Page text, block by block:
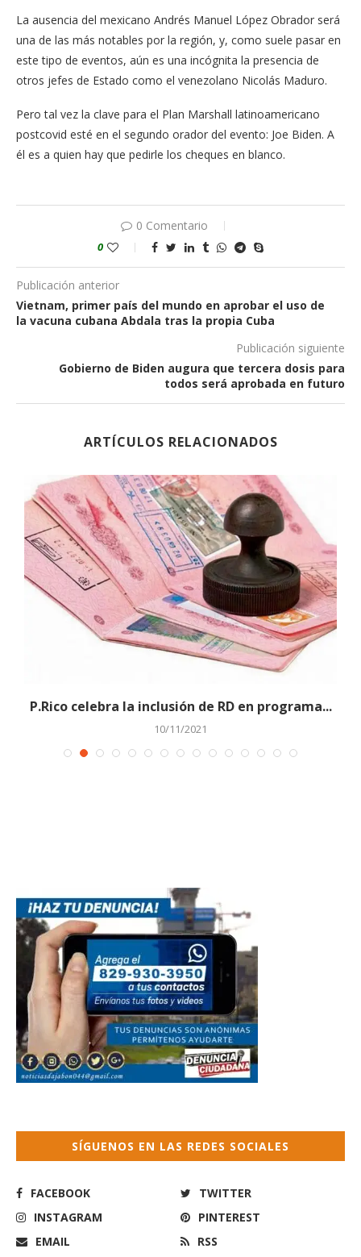
La ausencia del mexicano Andrés Manuel López Obrador será
una de las más notables por la región, y, como suele pasar en
este tipo de eventos, aún es una incógnita la presencia de
otros jefes de Estado como el venezolano Nicolás Maduro.
Pero tal vez la clave para el Plan Marshall latinoamericano
postcovid esté en el segundo orador del evento: Joe Biden. A
él es a quien hay que pedirle los cheques en blanco.
0 Comentario
0
Publicación anterior
Vietnam, primer país del mundo en aprobar el uso de
la vacuna cubana Abdala tras la propia Cuba
Publicación siguiente
Gobierno de Biden augura que tercera dosis para
todos será aprobada en futuro
ARTÍCULOS RELACIONADOS
P.Rico celebra la inclusión de RD en programa...
10/11/2021
SÍGUENOS EN LAS REDES SOCIALES
FACEBOOK
TWITTER
INSTAGRAM
PINTEREST
EMAIL
RSS